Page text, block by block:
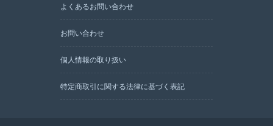
よくあるお問い合わせ
お問い合わせ
個人情報の取り扱い
特定商取引に関する法律に基づく表記